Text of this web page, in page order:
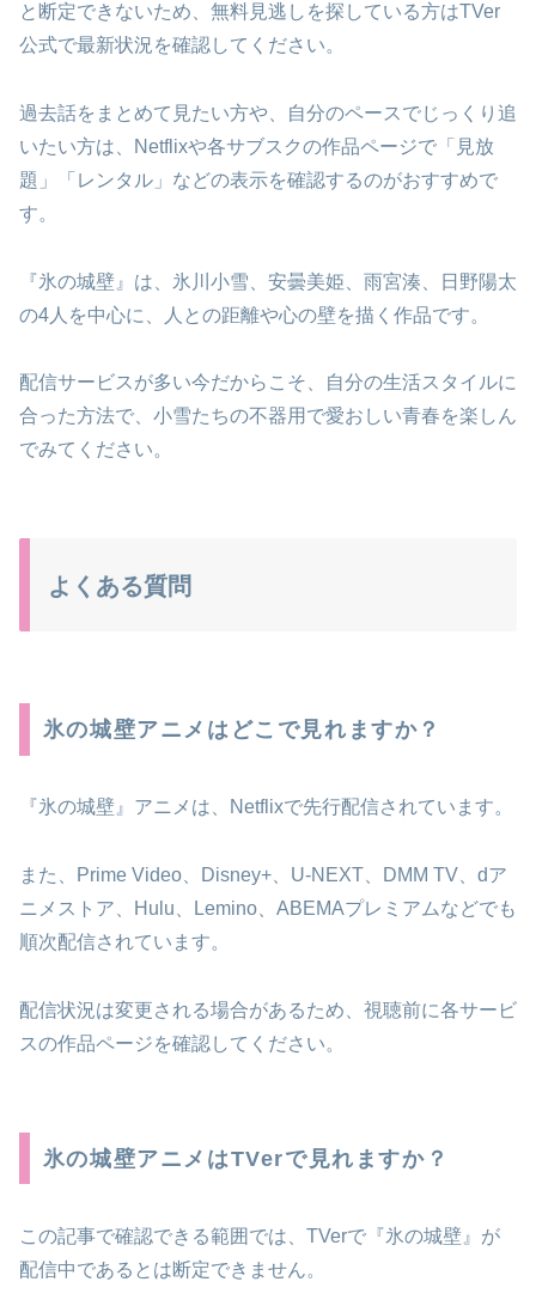
と断定できないため、無料見逃しを探している方はTVer
公式で最新状況を確認してください。
過去話をまとめて見たい方や、自分のペースでじっくり追
いたい方は、Netflixや各サブスクの作品ページで「見放
題」「レンタル」などの表示を確認するのがおすすめで
す。
『氷の城壁』は、氷川小雪、安曇美姫、雨宮湊、日野陽太
の4人を中心に、人との距離や心の壁を描く作品です。
配信サービスが多い今だからこそ、自分の生活スタイルに
合った方法で、小雪たちの不器用で愛おしい青春を楽しん
でみてください。
よくある質問
氷の城壁アニメはどこで見れますか？
『氷の城壁』アニメは、Netflixで先行配信されています。
また、Prime Video、Disney+、U-NEXT、DMM TV、dア
ニメストア、Hulu、Lemino、ABEMAプレミアムなどでも
順次配信されています。
配信状況は変更される場合があるため、視聴前に各サービ
スの作品ページを確認してください。
氷の城壁アニメはTVerで見れますか？
この記事で確認できる範囲では、TVerで『氷の城壁』が
配信中であるとは断定できません。